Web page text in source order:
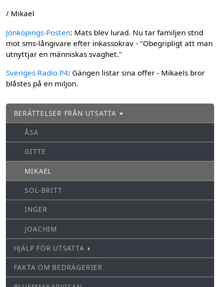
/ Mikael
Jönköpings-Posten: Mats blev lurad. Nu tar familjen strid
mot sms-långivare efter inkassokrav - "Obegripligt att man
utnyttjar en människas svaghet."
Sveriges Radio P4: Gängen listar sina offer - Mikaels bror
blåstes på en miljon.
BERÄTTELSER FRÅN UTSATTA
ÅSA
GITTE
MIKAEL
SOL-BRITT
INGER
JOACHIM
HJÄLP FÖR UTSATTA
FAKTA OM BEDRÄGERIER